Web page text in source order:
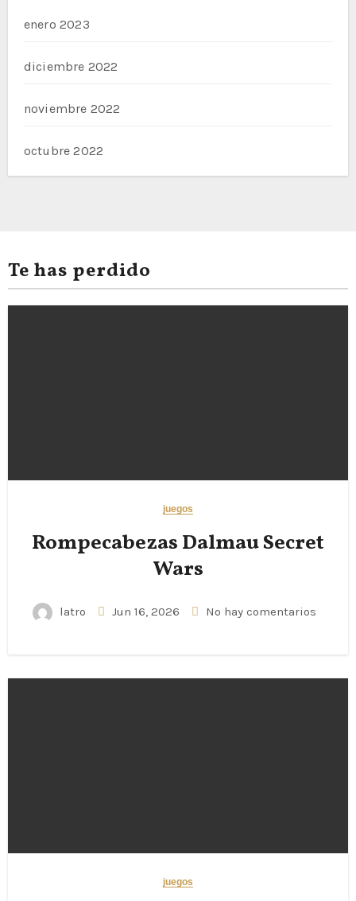
enero 2023
diciembre 2022
noviembre 2022
octubre 2022
Te has perdido
juegos
Rompecabezas Dalmau Secret
Wars
latro Jun 16, 2026 No hay comentarios
juegos